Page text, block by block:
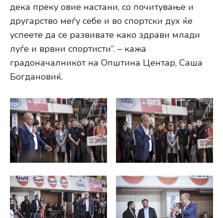
дека преку овие настани, со почитување и
другарство меѓу себе и во спортски дух ќе
успеете да се развивате како здрави млади
луѓе и врвни спортисти“. – кажа
градоначалникот на Општина Центар, Саша
Богдановиќ.